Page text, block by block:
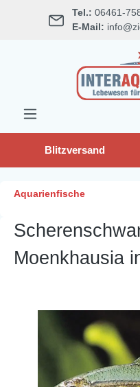
springen Tel.: 06461-
E-Mail:
Blitzversand
Aquarienfische
Moenkhausia